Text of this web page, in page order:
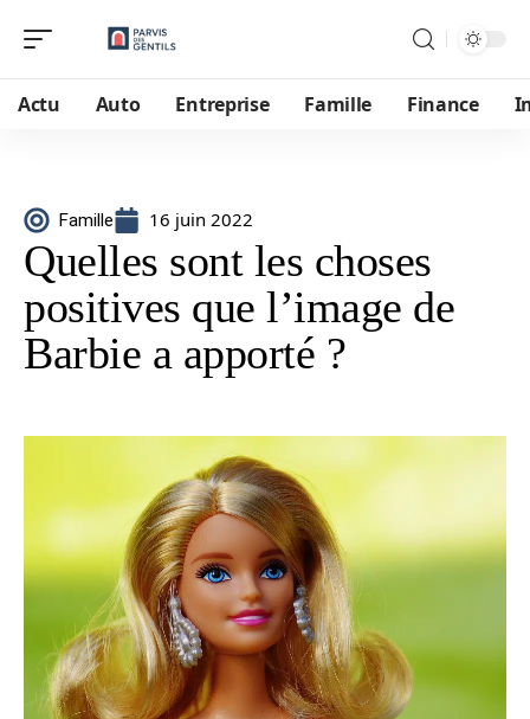
Actu Auto Entreprise Famille Finance
Famille 16 juin 2022
Quelles sont les choses
positives que l’image de
Barbie a apporté ?